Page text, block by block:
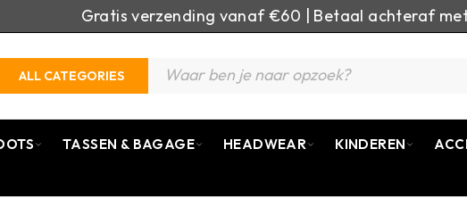
Gratis verzending vanaf €60 | Betaal achteraf
ALL CATEGORIES
TASSEN & BAGAGE HEADWEAR KINDEREN